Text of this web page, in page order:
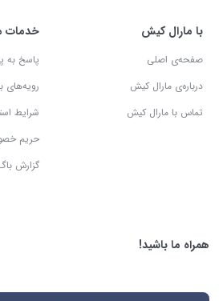
با مارال کیش
صفحه‌ی اصلی
درباره‌ی مارال کیش
تماس با مارال کیش
خدمات
پاسخ به
رویه‌های
شرایط
حریم
گزارش
همراه ما باشید!